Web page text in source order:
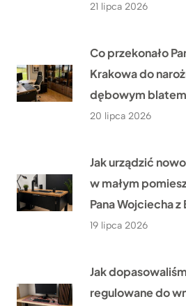
21 lipca 2026
Co przekonało
Krakowa do
dębowym
20 lipca 2026
Jak urządzić
w małym
Pana Wojciecha z
19 lipca 2026
Jak
regulowane do